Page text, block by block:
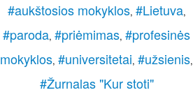
#aukštosios mokyklos, #Lietuva,
#paroda, #priėmimas, #profesinės
mokyklos, #universitetai, #užsienis,
#Žurnalas "Kur stoti"